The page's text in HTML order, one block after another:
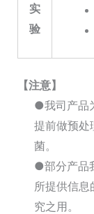
实
验
【注意】
●我司产品
提前做预处
菌。
●部分产品
所提供信
究之用。